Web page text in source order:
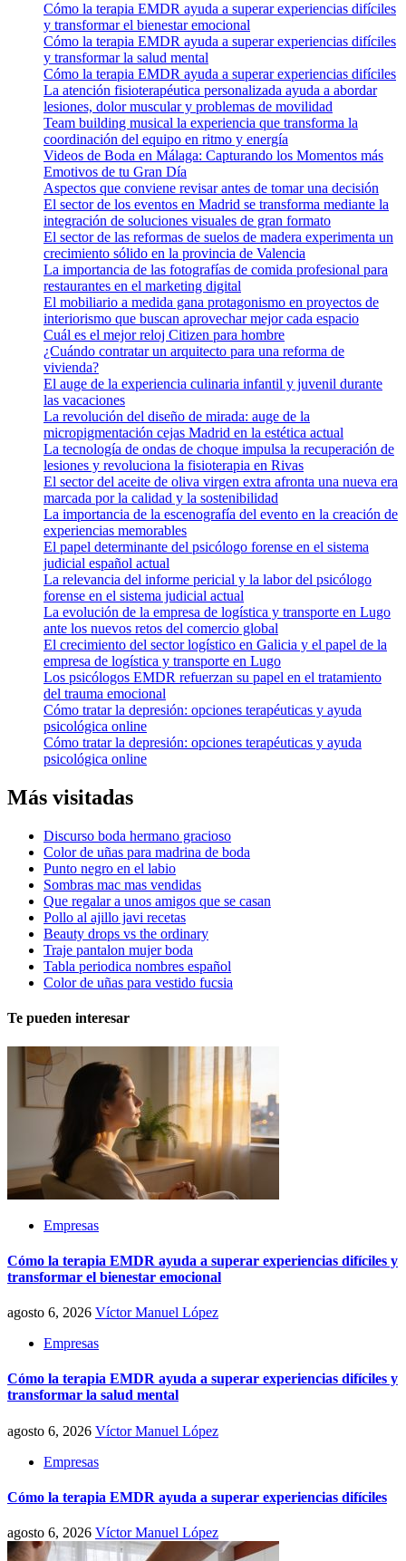
Cómo la terapia EMDR ayuda a superar experiencias difíciles
y transformar el bienestar emocional
Cómo la terapia EMDR ayuda a superar experiencias difíciles
y transformar la salud mental
Cómo la terapia EMDR ayuda a superar experiencias difíciles
La atención fisioterapéutica personalizada ayuda a abordar
lesiones, dolor muscular y problemas de movilidad
Team building musical la experiencia que transforma la
coordinación del equipo en ritmo y energía
Videos de Boda en Málaga: Capturando los Momentos más
Emotivos de tu Gran Día
Aspectos que conviene revisar antes de tomar una decisión
El sector de los eventos en Madrid se transforma mediante la
integración de soluciones visuales de gran formato
El sector de las reformas de suelos de madera experimenta un
crecimiento sólido en la provincia de Valencia
La importancia de las fotografías de comida profesional para
restaurantes en el marketing digital
El mobiliario a medida gana protagonismo en proyectos de
interiorismo que buscan aprovechar mejor cada espacio
Cuál es el mejor reloj Citizen para hombre
¿Cuándo contratar un arquitecto para una reforma de
vivienda?
El auge de la experiencia culinaria infantil y juvenil durante
las vacaciones
La revolución del diseño de mirada: auge de la
micropigmentación cejas Madrid en la estética actual
La tecnología de ondas de choque impulsa la recuperación de
lesiones y revoluciona la fisioterapia en Rivas
El sector del aceite de oliva virgen extra afronta una nueva era
marcada por la calidad y la sostenibilidad
La importancia de la escenografía del evento en la creación de
experiencias memorables
El papel determinante del psicólogo forense en el sistema
judicial español actual
La relevancia del informe pericial y la labor del psicólogo
forense en el sistema judicial actual
La evolución de la empresa de logística y transporte en Lugo
ante los nuevos retos del comercio global
El crecimiento del sector logístico en Galicia y el papel de la
empresa de logística y transporte en Lugo
Los psicólogos EMDR refuerzan su papel en el tratamiento
del trauma emocional
Cómo tratar la depresión: opciones terapéuticas y ayuda
psicológica online
Cómo tratar la depresión: opciones terapéuticas y ayuda
psicológica online
Más visitadas
Discurso boda hermano gracioso
Color de uñas para madrina de boda
Punto negro en el labio
Sombras mac mas vendidas
Que regalar a unos amigos que se casan
Pollo al ajillo javi recetas
Beauty drops vs the ordinary
Traje pantalon mujer boda
Tabla periodica nombres español
Color de uñas para vestido fucsia
Te pueden interesar
Empresas
Cómo la terapia EMDR ayuda a superar experiencias difíciles y
transformar el bienestar emocional
agosto 6, 2026 Víctor Manuel López
Empresas
Cómo la terapia EMDR ayuda a superar experiencias difíciles y
transformar la salud mental
agosto 6, 2026 Víctor Manuel López
Empresas
Cómo la terapia EMDR ayuda a superar experiencias difíciles
agosto 6, 2026 Víctor Manuel López